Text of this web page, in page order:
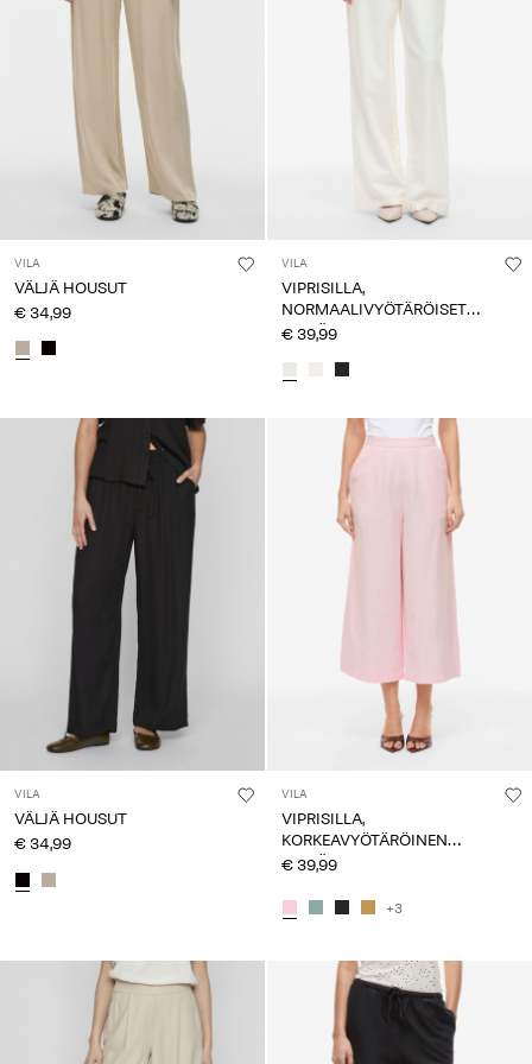
VILA
VÄLJÄ HOUSUT
€ 34,99
VILA
VIPRISILLA,
NORMAALIVYÖTÄRÖISET
LEVEÄLAHKEISET HOUSUT
€ 39,99
VILA
VÄLJÄ HOUSUT
€ 34,99
VILA
VIPRISILLA,
KORKEAVYÖTÄRÖINEN
LEVEÄLAHKEISET HOUSUT
€ 39,99
+3